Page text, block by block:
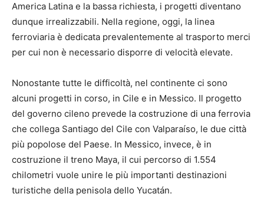
America Latina e la bassa richiesta, i progetti diventano
dunque irrealizzabili. Nella regione, oggi, la linea
ferroviaria è dedicata prevalentemente al trasporto merci
per cui non è necessario disporre di velocità elevate.
Nonostante tutte le difficoltà, nel continente ci sono
alcuni progetti in corso, in Cile e in Messico. Il progetto
del governo cileno prevede la costruzione di una ferrovia
che collega Santiago del Cile con Valparaíso, le due città
più popolose del Paese. In Messico, invece, è in
costruzione il treno Maya, il cui percorso di 1.554
chilometri vuole unire le più importanti destinazioni
turistiche della penisola dello Yucatán.